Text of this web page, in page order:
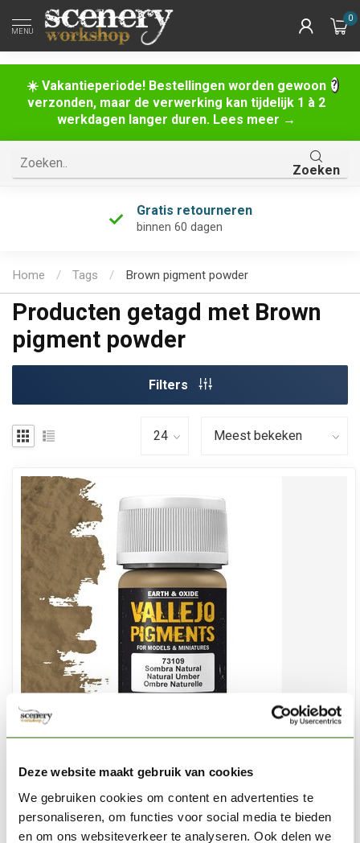
Deze website maakt gebruik van cookies
We gebruiken cookies om content en advertenties te
personaliseren, om functies voor social media te bieden
en om ons websiteverkeer te analyseren. Ook delen we
☀️ Vakantieperiode! Bestellingen worden gewoon
verzonden, maar de verwerking kan tijdelijk 1 à 2
werkdagen langer duren. Lees meer →
MENU
0
Zoeken
Gratis retourneren
binnen 60 dagen
Home / Tags / Brown pigment powder
Producten getagd met Brown
pigment powder
Filters
Pigment Natural Umber - 35ml - 73109
€4,32
Niet op voorraad